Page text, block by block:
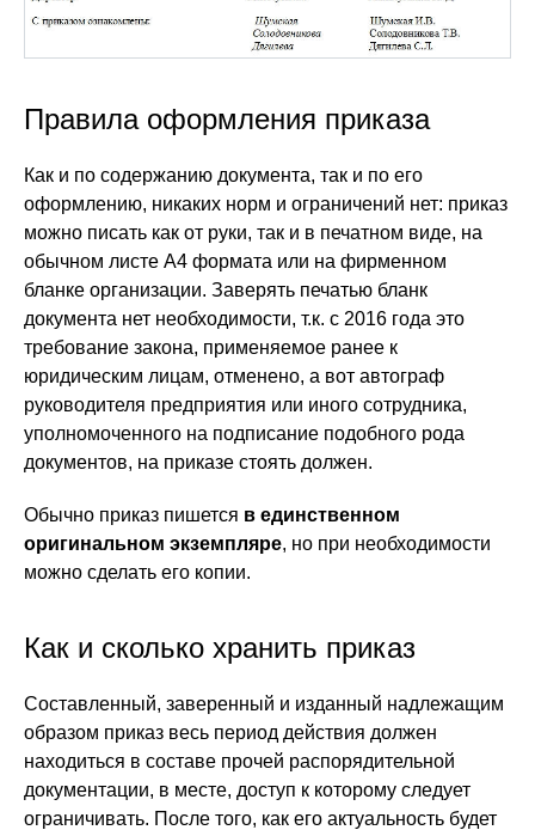
Правила оформления приказа
Как и по содержанию документа, так и по его
оформлению, никаких норм и ограничений нет: приказ
можно писать как от руки, так и в печатном виде, на
обычном листе А4 формата или на фирменном
бланке организации. Заверять печатью бланк
документа нет необходимости, т.к. с 2016 года это
требование закона, применяемое ранее к
юридическим лицам, отменено, а вот автограф
руководителя предприятия или иного сотрудника,
уполномоченного на подписание подобного рода
документов, на приказе стоять должен.
Обычно приказ пишется в единственном
оригинальном экземпляре, но при необходимости
можно сделать его копии.
Как и сколько хранить приказ
Составленный, заверенный и изданный надлежащим
образом приказ весь период действия должен
находиться в составе прочей распорядительной
документации, в месте, доступ к которому следует
ограничивать. После того, как его актуальность будет